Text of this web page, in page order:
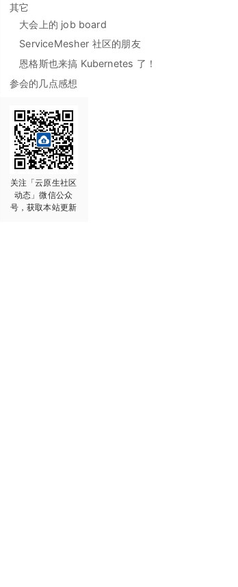
其它
大会上的 job board
ServiceMesher 社区的朋友
恩格斯也来搞 Kubernetes 了！
参会的几点感想
关注「云原生社区
动态」微信公众
号，获取本站更新